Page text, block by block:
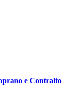
e Contralto